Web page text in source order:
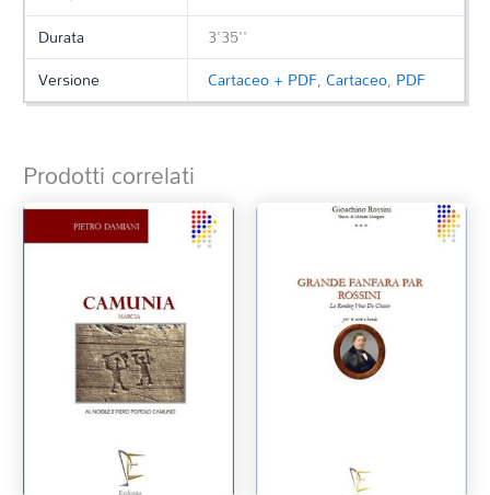
Durata
3'35''
Versione
Cartaceo + PDF,Cartaceo, PDF
Prodotti correlati